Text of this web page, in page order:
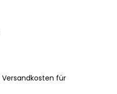
Versandkosten für